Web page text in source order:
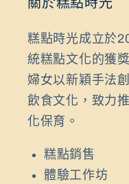
糕點時光成立於
統糕點文化的獲
婦女以新穎手法
飲食文化，致力
化保育。
糕點銷售
體驗工作坊